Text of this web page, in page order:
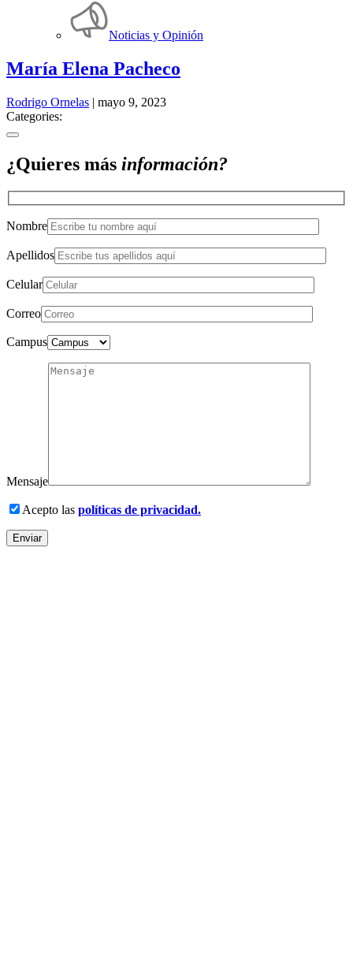
Noticias y Opinión
María Elena Pacheco
Rodrigo Ornelas | mayo 9, 2023
Categories:
¿Quieres más información?
Nombre
Apellidos
Celular
Correo
Campus
Mensaje
Acepto las políticas de privacidad.